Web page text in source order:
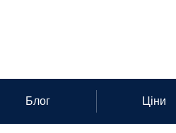
Блог Ціни